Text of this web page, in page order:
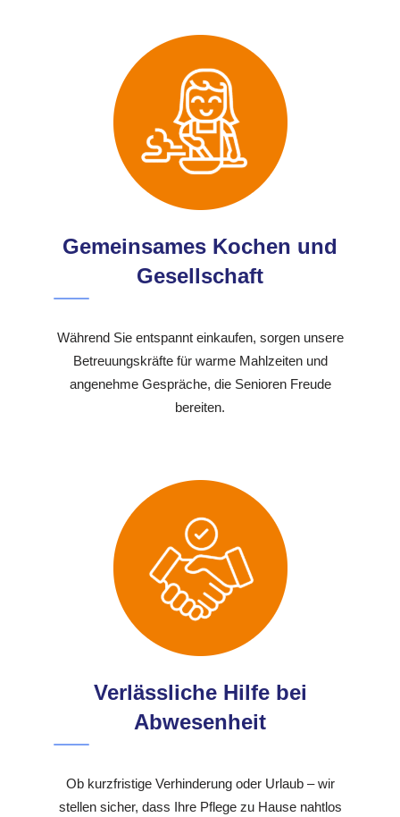
Gemeinsames Kochen und
Gesellschaft
Während Sie entspannt einkaufen, sorgen unsere
Betreuungskräfte für warme Mahlzeiten und
angenehme Gespräche, die Senioren Freude
bereiten.
Verlässliche Hilfe bei
Abwesenheit
Ob kurzfristige Verhinderung oder Urlaub – wir
stellen sicher, dass Ihre Pflege zu Hause nahtlos